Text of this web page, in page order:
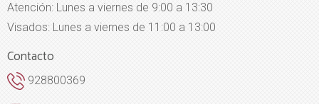
Atención: Lunes a viernes de 9:00 a 13:30
Visados: Lunes a viernes de 11:00 a 13:00
Contacto
928800369